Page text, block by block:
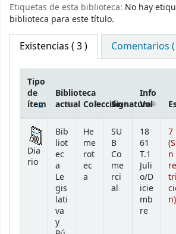
Etiquetas de esta biblioteca: No hay
biblioteca para este título.
Existencias ( 3 ) Comentarios
Existencias
Tipo
de
ítem
Biblioteca
actual ColecciónSignatura
Info
Vol
Dia
rio
Bib
liot
ec
a
Le
gis
lati
va
y
He
me
rot
ec
a
SU
B
Co
me
rci
al
18
61
T.1
Juli
o/D
icie
mb
re
7
n
n)